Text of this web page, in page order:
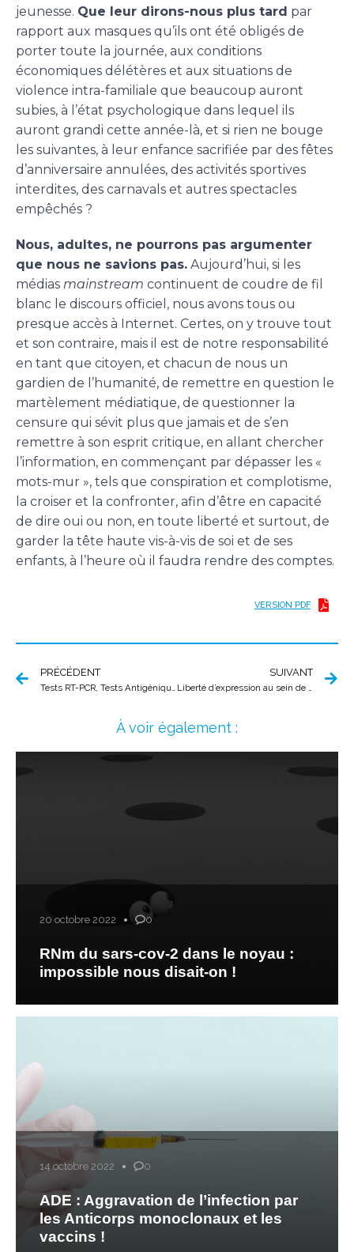
jeunesse. Que leur dirons-nous plus tard par
rapport aux masques qu’ils ont été obligés de
porter toute la journée, aux conditions
économiques délétères et aux situations de
violence intra-familiale que beaucoup auront
subies, à l’état psychologique dans lequel ils
auront grandi cette année-là, et si rien ne bouge
les suivantes, à leur enfance sacrifiée par des fêtes
d’anniversaire annulées, des activités sportives
interdites, des carnavals et autres spectacles
empêchés ?
Nous, adultes, ne pourrons pas argumenter
que nous ne savions pas. Aujourd’hui, si les
médias mainstream continuent de coudre de fil
blanc le discours officiel, nous avons tous ou
presque accès à Internet. Certes, on y trouve tout
et son contraire, mais il est de notre responsabilité
en tant que citoyen, et chacun de nous un
gardien de l’humanité, de remettre en question le
martèlement médiatique, de questionner la
censure qui sévit plus que jamais et de s’en
remettre à son esprit critique, en allant chercher
l’information, en commençant par dépasser les «
mots-mur », tels que conspiration et complotisme,
la croiser et la confronter, afin d’être en capacité
de dire oui ou non, en toute liberté et surtout, de
garder la tête haute vis-à-vis de soi et de ses
enfants, à l’heure où il faudra rendre des comptes.
VERSION PDF
PRÉCÉDENT SUIVANT
À voir également :
20 octobre 2022 0
RNm du sars-cov-2 dans le noyau :
impossible nous disait-on !
14 octobre 2022 0
ADE : Aggravation de l’infection par
les Anticorps monoclonaux et les
vaccins !